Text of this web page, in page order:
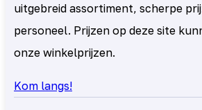
uitgebreid assortiment, scherpe
personeel. Prijzen op deze site
onze winkelprijzen.
Kom langs!